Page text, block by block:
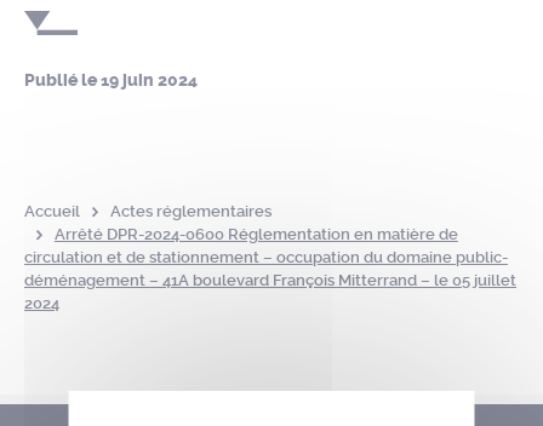
Publié le19 juin 2024
Accueil
Actes réglementaires
Arrêté DPR-2024-0600 Réglementation en matière de
circulation et de stationnement – occupation du domaine public-
déménagement – 41A boulevard François Mitterrand – le 05 juillet
2024